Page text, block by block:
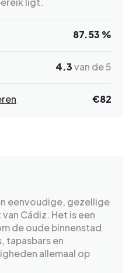
87.53 %
4.3van de 5
€82
eenvoudige, gezellige
Cádiz. Het is een
de oude binnenstad
tapasbars en
allemaal op